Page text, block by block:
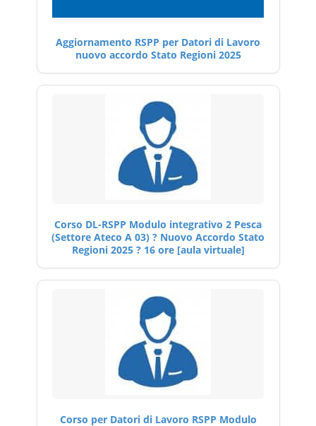
Aggiornamento RSPP per Datori di Lavoro
nuovo accordo Stato Regioni 2025
Corso DL-RSPP Modulo integrativo 2 Pesca
(Settore Ateco A 03) ? Nuovo Accordo Stato
Regioni 2025 ? 16 ore [aula virtuale]
Corso per Datori di Lavoro RSPP Modulo